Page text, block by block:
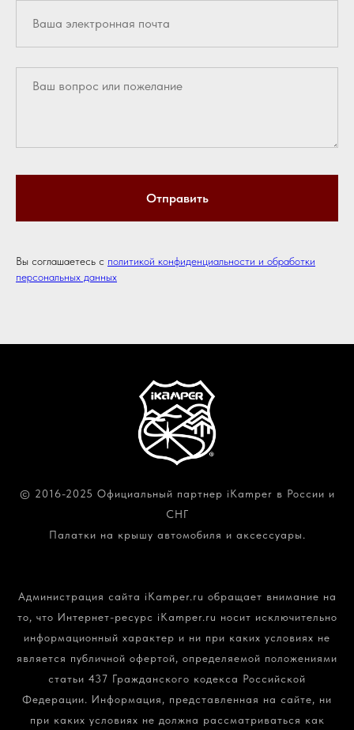
Отправить
Вы соглашаетесь с политикой конфиденциальности и обработки
персональных данных
© 2016-2025 Официальный партнер iKamper в России и
СНГ
Палатки на крышу автомобиля и аксессуары.
Администрация сайта iKamper.ru обращает внимание на
то, что Интернет-ресурс iKamper.ru носит исключительно
информационный характер и ни при каких условиях не
является публичной офертой, определяемой положениями
статьи 437 Гражданского кодекса Российской
Федерации. Информация, представленная на сайте, ни
при каких условиях не должна рассматриваться как